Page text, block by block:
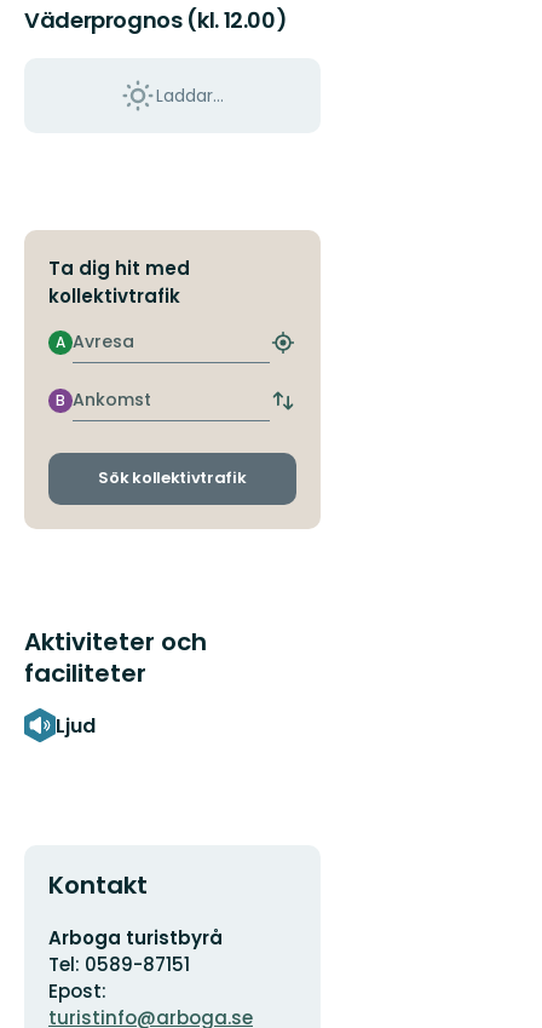
Väderprognos (kl. 12.00)
Laddar...
Ta dig hit med
kollektivtrafik
Avresa
A
Hitta
hållplats
Ankomst
B
Byt
och
Sök kollektivtrafik
Aktiviteter och
faciliteter
Ljud
Kontakt
Adress
Arboga turistbyrå
Tel: 0589-87151
Epost:
turistinfo@arboga.se